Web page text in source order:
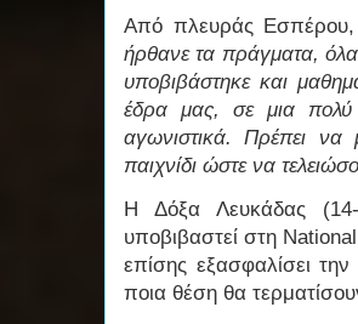
Από πλευράς
ήρθανε τα πράγματα,
υποβιβάστηκε και
έδρα μας, σε μια πολύ
αγωνιστικά. Πρέπει
παιχνίδι ώστε να
Η Δόξα Λευκάδας
υποβιβαστεί στη
επίσης εξασφαλίσει
ποια θέση θα